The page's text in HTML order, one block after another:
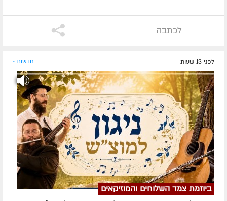
לכתבה
לפני 13 שעות חדשות »
ביוזמת צמד השלוחים והמוזיקאים